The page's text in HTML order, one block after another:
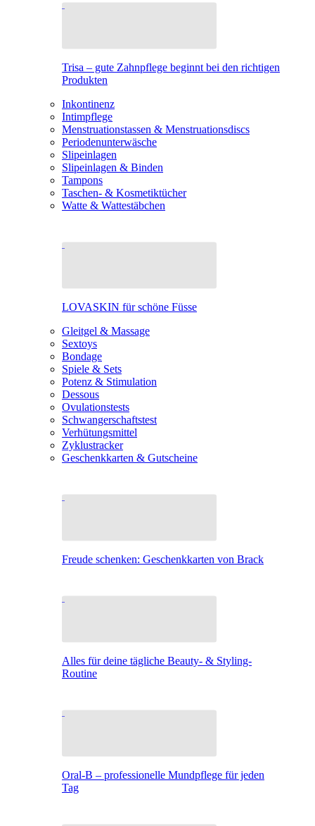
Trisa – gute Zahnpflege beginnt bei den richtigen
Produkten
Inkontinenz
Intimpflege
Menstruationstassen & Menstruationsdiscs
Periodenunterwäsche
Slipeinlagen
Slipeinlagen & Binden
Tampons
Taschen- & Kosmetiktücher
Watte & Wattestäbchen
LOVASKIN für schöne Füsse
Gleitgel & Massage
Sextoys
Bondage
Spiele & Sets
Potenz & Stimulation
Dessous
Ovulationstests
Schwangerschaftstest
Verhütungsmittel
Zyklustracker
Geschenkkarten & Gutscheine
Freude schenken: Geschenkkarten von Brack
Alles für deine tägliche Beauty- & Styling-
Routine
Oral-B – professionelle Mundpflege für jeden
Tag